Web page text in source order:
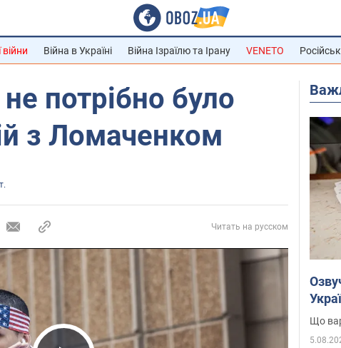
війни Війна в Україні Війна Ізраїлю та Ірану VENETO
потрібно було
з Ломаченком
Читать на русском
Що